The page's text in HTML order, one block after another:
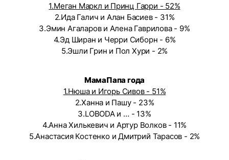
1.Меган Маркл и Принц Гарри - 52%
2.Ида Галич и Алан Басиев - 31%
3.Эмин Агаларов и Алена Гаврилова - 9%
4.Эд Ширан и Черри Сиборн - 6%
5.Эшли Грин и Пол Хури - 2%
МамаПапа года
1.Нюша и Игорь Сивов - 51%
2.Ханна и Пашу - 23%
3.LOBODA и … - 13%
4.Анна Хилькевич и Артур Волков - 11%
5.Анастасия Костенко и Дмитрий Тарасов - 2%